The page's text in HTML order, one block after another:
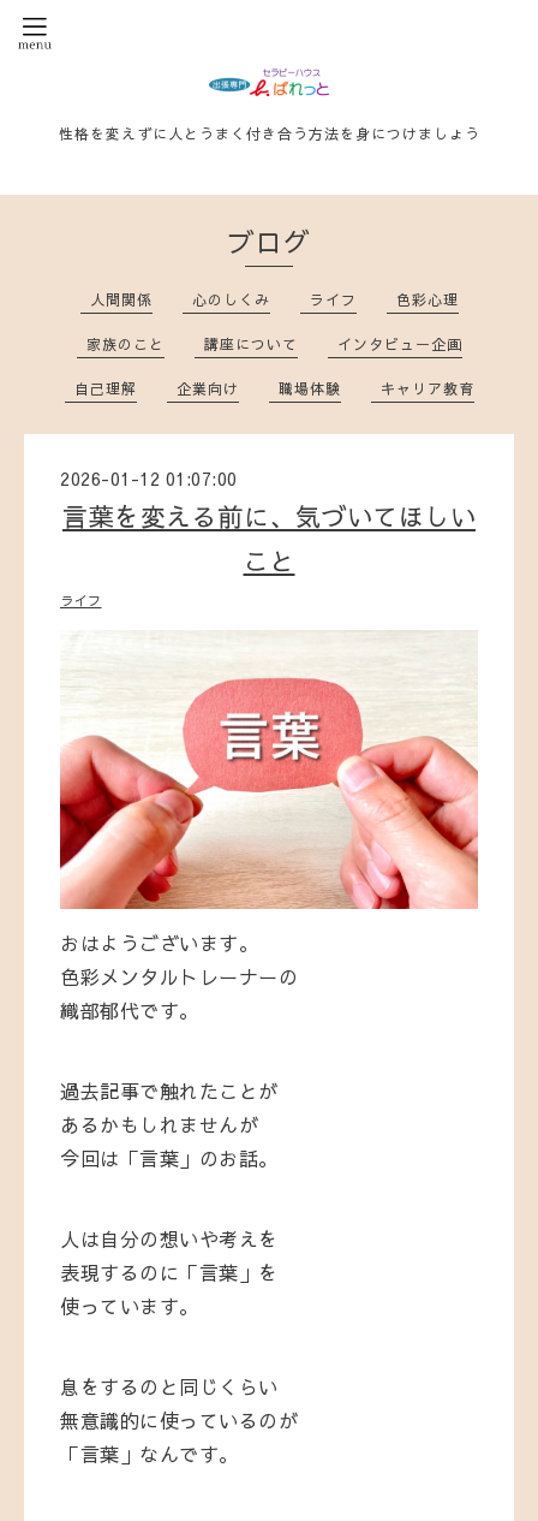
性格を変えずに人とうまく付き合う方法を身につけましょう
ブログ
人間関係 心のしくみ ライフ 色彩心理
家族のこと 講座について インタビュー企画
自己理解 企業向け 職場体験 キャリア教育
2026-01-12 01:07:00
言葉を変える前に、気づいてほしい
こと
ライフ
おはようございます。
色彩メンタルトレーナーの
織部郁代です。
過去記事で触れたことが
あるかもしれませんが
今回は「言葉」のお話。
人は自分の想いや考えを
表現するのに「言葉」を
使っています。
息をするのと同じくらい
無意識的に使っているのが
「言葉」なんです。